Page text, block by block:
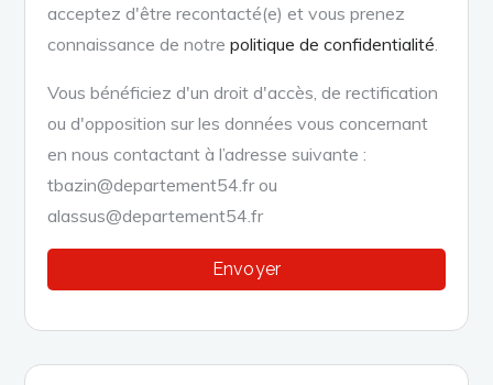
acceptez d'être recontacté(e) et vous prenez
connaissance de notrepolitique de confidentialité
Vous bénéficiez d'un droit d'accès, de rectification
ou d'opposition sur les données vous concernant
en nous contactant à l’adresse suivante :
tbazin@departement54.fr ou
alassus@departement54.fr